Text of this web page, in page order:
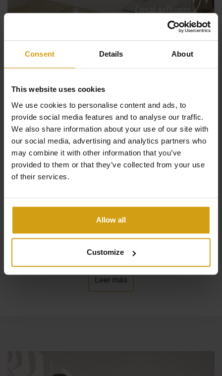
Consent Details About
This website uses cookies
We use cookies to personalise content and ads, to
provide social media features and to analyse our traffic.
We also share information about your use of our site with
our social media, advertising and analytics partners who
may combine it with other information that you’ve
provided to them or that they’ve collected from your use
of their services.
Allow all
Customize
Descripción
Nos complace mostrarle estas propiedades en Los
Balcones. Si eliges un dúplex, podrás elegir entre vistas a
la laguna o sol de tarde y entre planta superior o inferior.
De cualquier manera, tendrás una casa fantástica llena
cocina. Si elige la planta superior, podrá disfrutar de las
eliges la planta baja, podrás añadir a la terraza una
bodega privada, que podrás utilizar como casa de
invitados, sala de juegos para niños o simplemente un
espacio especial para disfrutar con familiares y amigos.
Elijas lo que elijas, disfrutarás de la experiencia de vivir en
Leer más